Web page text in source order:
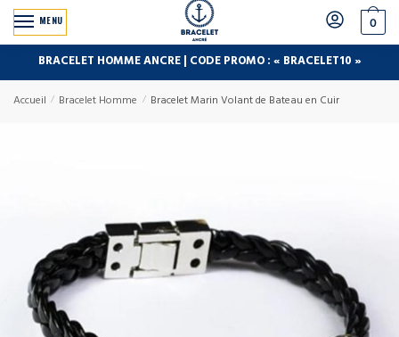
MENU 0
BRACELET HOMME ANCRE | CODE PROMO : « BRACELET10 »
Accueil / Bracelet Homme / Bracelet Marin Volant de Bateau en Cuir